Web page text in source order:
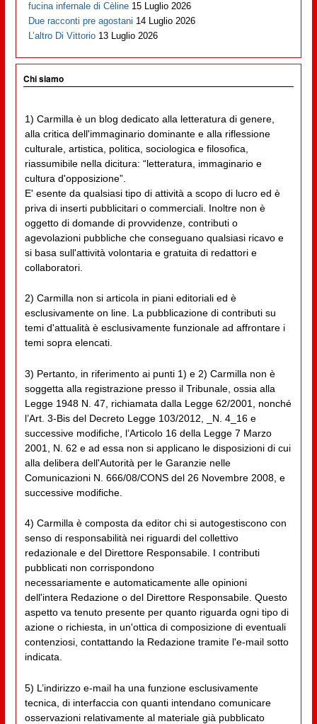
fucina infernale di Cèline 15 Luglio 2026
Due racconti pre agostani 14 Luglio 2026
L’altro Di Vittorio 13 Luglio 2026
Chi siamo
1) Carmilla è un blog dedicato alla letteratura di genere,
alla critica dell'immaginario dominante e alla riflessione
culturale, artistica, politica, sociologica e filosofica,
riassumibile nella dicitura: “letteratura, immaginario e
cultura d'opposizione”.
E' esente da qualsiasi tipo di attività a scopo di lucro ed è
priva di inserti pubblicitari o commerciali. Inoltre non è
oggetto di domande di provvidenze, contributi o
agevolazioni pubbliche che conseguano qualsiasi ricavo e
si basa sull'attività volontaria e gratuita di redattori e
collaboratori.
2) Carmilla non si articola in piani editoriali ed è
esclusivamente on line. La pubblicazione di contributi su
temi d'attualità è esclusivamente funzionale ad affrontare i
temi sopra elencati.
3) Pertanto, in riferimento ai punti 1) e 2) Carmilla non è
soggetta alla registrazione presso il Tribunale, ossia alla
Legge 1948 N. 47, richiamata dalla Legge 62/2001, nonché
l’Art. 3-Bis del Decreto Legge 103/2012, _N. 4_16 e
successive modifiche, l’Articolo 16 della Legge 7 Marzo
2001, N. 62 e ad essa non si applicano le disposizioni di cui
alla delibera dell'Autorità per le Garanzie nelle
Comunicazioni N. 666/08/CONS del 26 Novembre 2008, e
successive modifiche.
4) Carmilla è composta da editor chi si autogestiscono con
senso di responsabilità nei riguardi del collettivo
redazionale e del Direttore Responsabile. I contributi
pubblicati non corrispondono
necessariamente e automaticamente alle opinioni
dell'intera Redazione o del Direttore Responsabile. Questo
aspetto va tenuto presente per quanto riguarda ogni tipo di
azione o richiesta, in un'ottica di composizione di eventuali
contenziosi, contattando la Redazione tramite l'e-mail sotto
indicata.
5) L’indirizzo e-mail ha una funzione esclusivamente
tecnica, di interfaccia con quanti intendano comunicare
osservazioni relativamente al materiale già pubblicato